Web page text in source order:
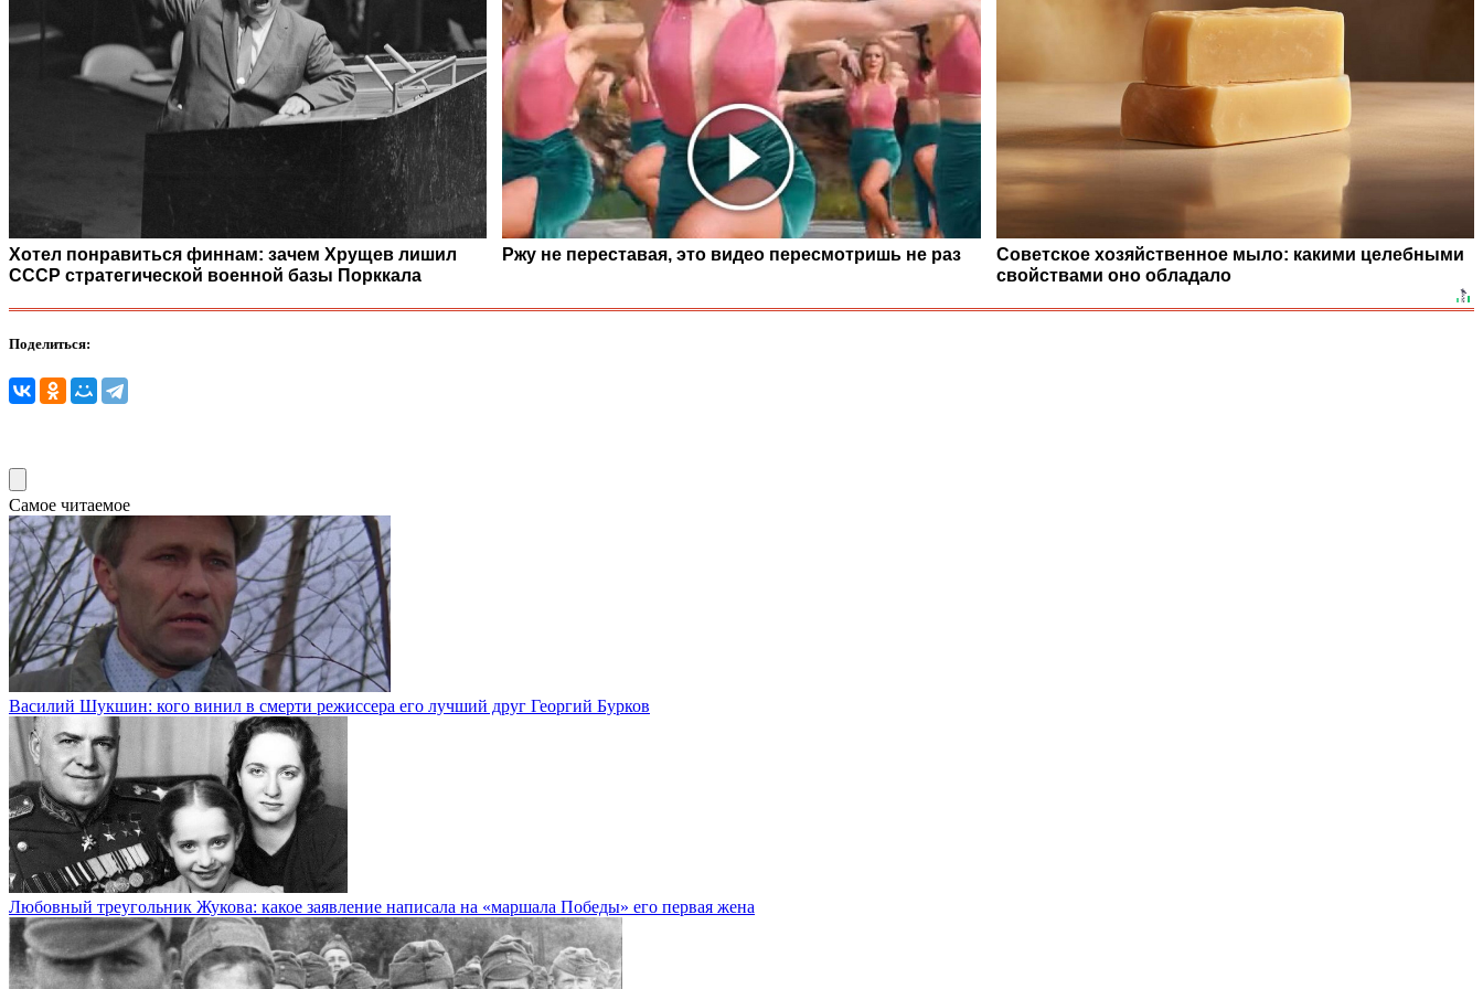
Хотел понравиться финнам: зачем Хрущев лишил
СССР стратегической военной базы Порккала
Ржу не переставая, это видео пересмотришь не раз
Советское хозяйственное мыло: какими целебными
свойствами оно обладало
Поделиться:
Самое читаемое
Василий Шукшин: кого винил в смерти режиссера его лучший друг Георгий Бурков
Любовный треугольник Жукова: какое заявление написала на «маршала Победы» его первая жена